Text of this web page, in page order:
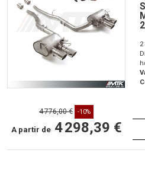
4 776,00 € -10%
A partir de 4 298,39 €